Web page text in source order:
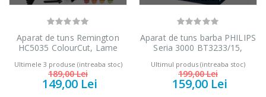
Aparat de tuns Remington
HC5035 ColourCut, Lame
25 mm, Alb/Gri
Ultimele 3 produse (intreaba stoc)
189,00 Lei
149,00 Lei
Aparat de tuns barba PHILIPS
Seria 3000 BT3233/15,
gri antracit
Ultimul produs (intreaba stoc)
199,00 Lei
159,00 Lei
799,00 Lei
Masina de spalat
rufe frontala ...
1 199,00 Lei
199,00 Lei
Mixer vertical
Heinner HHB-
DC1000SSBK ...